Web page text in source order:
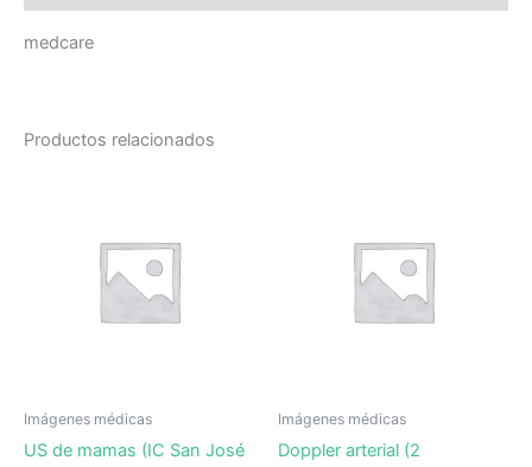
medcare
Productos relacionados
Imágenes médicas
US de mamas (IC San José
Imágenes médicas
Doppler arterial (2